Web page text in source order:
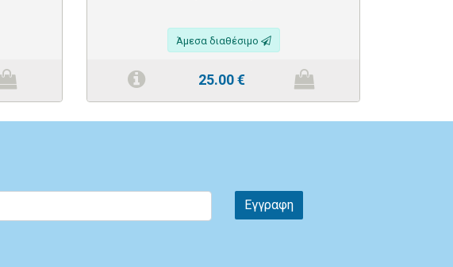
Άμεσα διαθέσιμο
25.00€
Εγγραφη